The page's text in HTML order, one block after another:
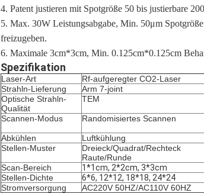
4. Patent justieren mit Spotgröße 50 bis justierbare
5. Max. 30W Leistungsabgabe, Min. 50μm
freizugeben.
6. Maximale 3cm*3cm, Min. 0.125cm*0.125cm
Spezifikation
Laser-Art Rf-aufgeregter CO2-Laser
Strahln-Lieferung
Arm 7-joint
Optische Strahln-
Qualität
TEM
Scannen-Modus Randomisiertes Scannen
Abkühlen
Luftkühlung
Stellen-Muster
Dreieck/Quadrat/Rechteck
Raute/Runde
Scan-Bereich 1*1cm, 2*2cm, 3*3cm
Stellen-Dichte
6*6, 12*12, 18*18, 24*24
Stromversorgung
AC220V 50HZ/AC110V 60HZ